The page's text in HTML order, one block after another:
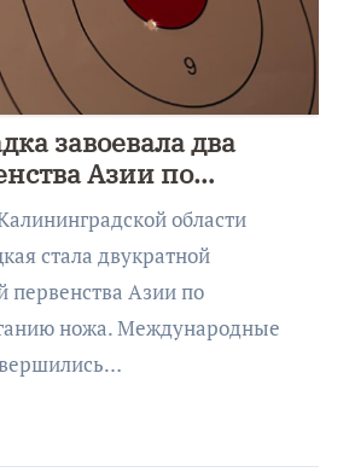
завоевала два
Азии по
области
стала двукратной
первенства Азии по
ножа. Международные